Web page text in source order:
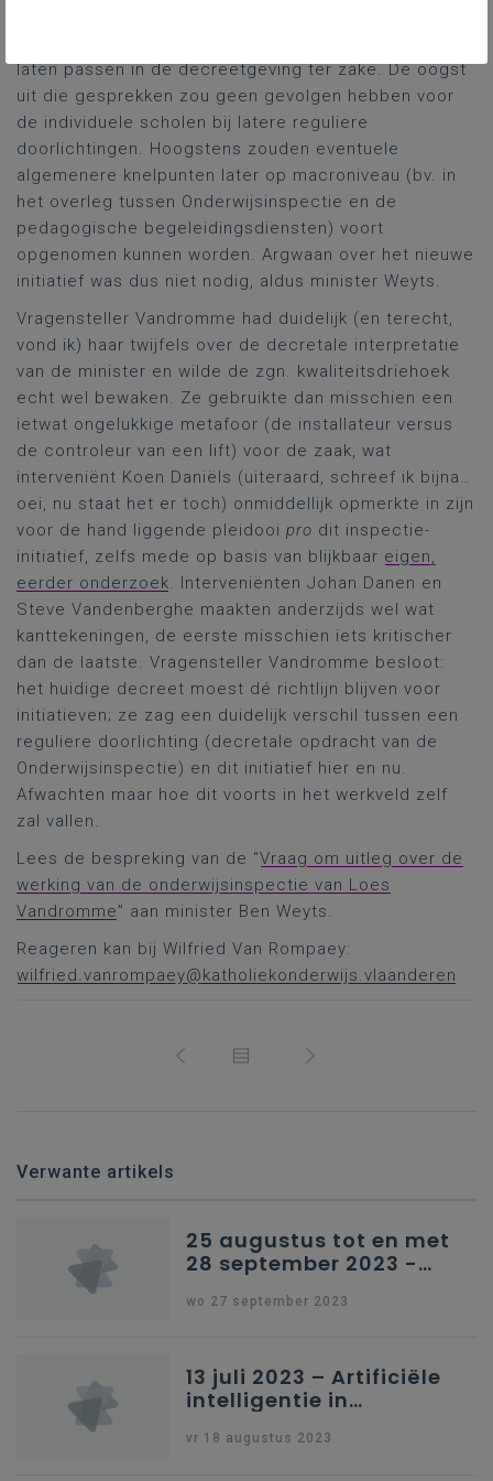
laten passen in de decreetgeving ter zake. De oogst
uit die gesprekken zou geen gevolgen hebben voor
de individuele scholen bij latere reguliere
doorlichtingen. Hoogstens zouden eventuele
algemenere knelpunten later op macroniveau (bv. in
het overleg tussen Onderwijsinspectie en de
pedagogische begeleidingsdiensten) voort
opgenomen kunnen worden. Argwaan over het nieuwe
initiatief was dus niet nodig, aldus minister Weyts.
Vragensteller Vandromme had duidelijk (en terecht,
vond ik) haar twijfels over de decretale interpretatie
van de minister en wilde de zgn. kwaliteitsdriehoek
echt wel bewaken. Ze gebruikte dan misschien een
ietwat ongelukkige metafoor (de installateur versus
de controleur van een lift) voor de zaak, wat
interveniënt Koen Daniëls (uiteraard, schreef ik bijna…
oei, nu staat het er toch) onmiddellijk opmerkte in zijn
voor de hand liggende pleidooi pro dit inspectie-
initiatief, zelfs mede op basis van blijkbaar eigen,
eerder onderzoek. Interveniënten Johan Danen en
Steve Vandenberghe maakten anderzijds wel wat
kanttekeningen, de eerste misschien iets kritischer
dan de laatste. Vragensteller Vandromme besloot:
het huidige decreet moest dé richtlijn blijven voor
initiatieven; ze zag een duidelijk verschil tussen een
reguliere doorlichting (decretale opdracht van de
Onderwijsinspectie) en dit initiatief hier en nu.
Afwachten maar hoe dit voorts in het werkveld zelf
zal vallen.
Lees de bespreking van de “Vraag om uitleg over de
werking van de onderwijsinspectie van Loes
Vandromme” aan minister Ben Weyts.
Reageren kan bij Wilfried Van Rompaey:
wilfried.vanrompaey@katholiekonderwijs.vlaanderen
Verwante artikels
25 augustus tot en met
28 september 2023 -
wo 27 september 2023
13 juli 2023 – Artificiële
intelligentie in
vr 18 augustus 2023